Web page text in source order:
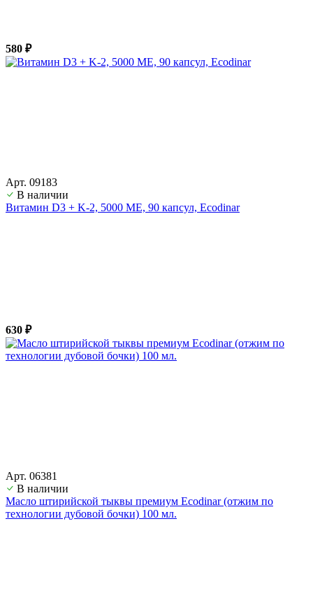
580 ₽
Арт. 09183
В наличии
Витамин D3 + K-2, 5000 ME, 90 капсул, Ecodinar
630 ₽
Арт. 06381
В наличии
Масло штирийской тыквы премиум Ecodinar (отжим по
технологии дубовой бочки) 100 мл.